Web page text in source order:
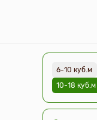
6-10 куб.м
10-18 куб.м